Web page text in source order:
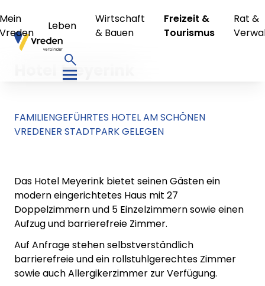
Mein
Vreden
Leben
Wirtschaft
& Bauen
Freizeit &
Tourismus
Rat &
Hotel Meyerink
FAMILIENGEFÜHRTES HOTEL AM SCHÖNEN
VREDENER STADTPARK GELEGEN
Das Hotel Meyerink bietet seinen Gästen ein
modern eingerichtetes Haus mit 27
Doppelzimmern und 5 Einzelzimmern sowie einen
Aufzug und barrierefreie Zimmer.
Auf Anfrage stehen selbstverständlich
barrierefreie und ein rollstuhlgerechtes Zimmer
sowie auch Allergikerzimmer zur Verfügung.